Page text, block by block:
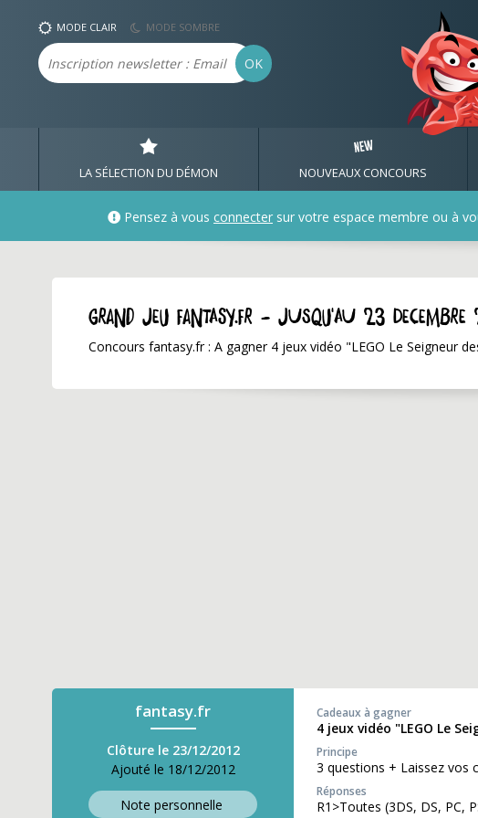
MODE CLAIR MODE SOMBRE
Email OK
LA SÉLECTION DU DÉMON NOUVEAUX CONCOURS
Pensez à vous connecter sur votre espace membre ou à
GRAND JEU fantasy.fr - jusqu'au 23 decembre
Concours fantasy.fr : A gagner 4 jeux vidéo "LEGO Le Seigneur
fantasy.fr
Clôture le 23/12/2012
Ajouté le 18/12/2012
Note personnelle
Cadeaux à gagner
4 jeux vidéo "LEGO Le
Principe
3 questions + Laissez vos
Réponses
R1>Toutes (3DS, DS, PC,